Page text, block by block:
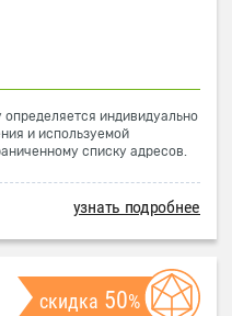
индивидуально
и используемой
списку адресов.
узнать подробнее
скидка 50%